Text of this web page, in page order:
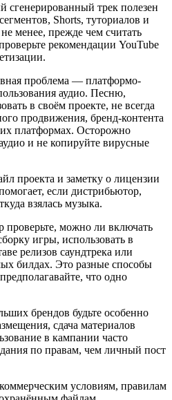
сгенерированный трек полезен
Shorts, туториалов и
менее, прежде чем считать
рекомендации YouTube
проблема — платформо-
аудио. Песню,
в своём проекте, не всегда
продвижения, бренд-контента
платформах. Осторожно
и не копируйте вирусные
проекта и заметку о лицензии
если дистрибьютор,
взялась музыка.
проверьте, можно ли включать
игры, использовать в
релизов саундтрека или
билдах. Это разные способы
что одно
брендов будьте особенно
сдача материалов
в кампании часто
по правам, чем личный пост